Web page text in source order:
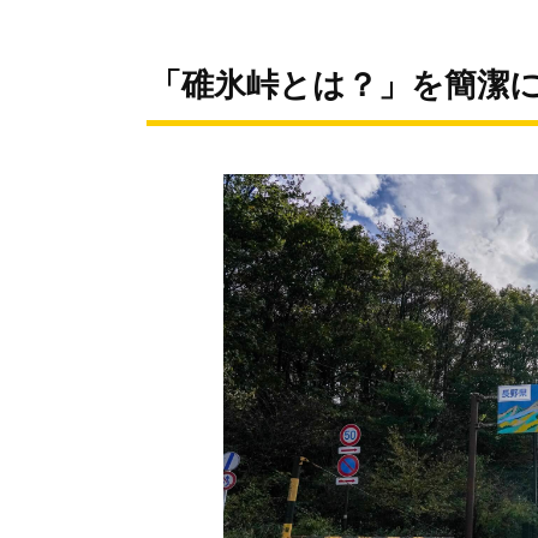
「碓氷峠とは？」を簡潔